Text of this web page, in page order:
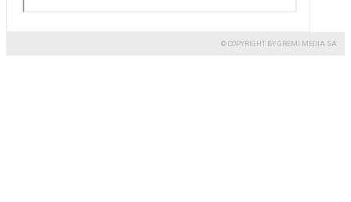
© COPYRIGHT BY GREMI MEDIA SA